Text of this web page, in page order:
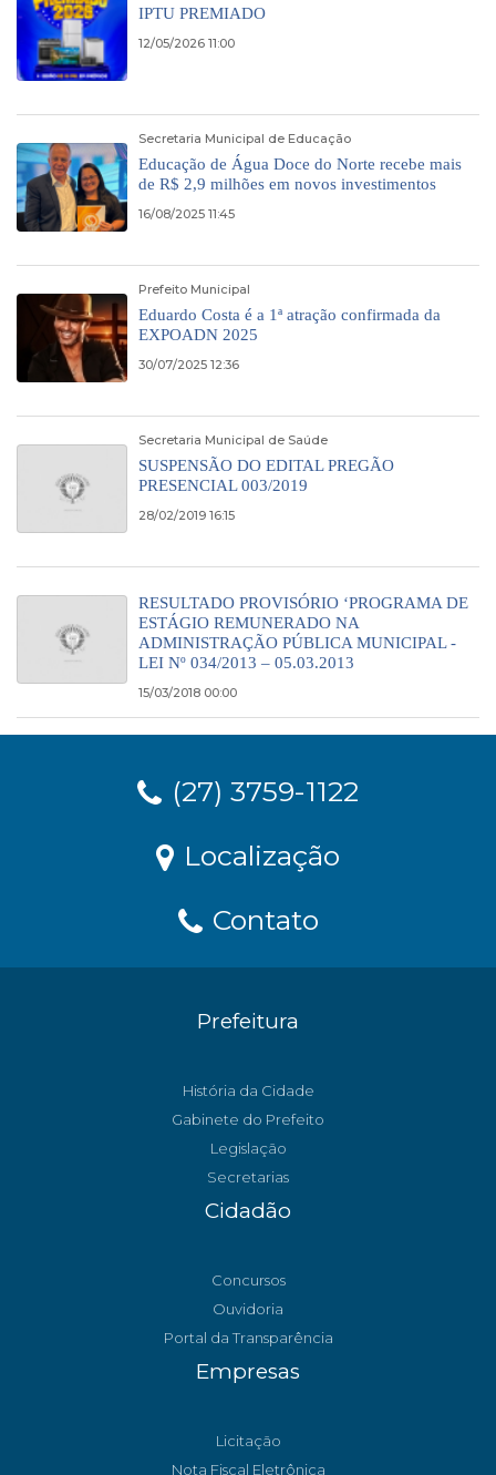
IPTU PREMIADO
12/05/2026 11:00
Secretaria Municipal de Educação
Educação de Água Doce do Norte recebe mais
de R$ 2,9 milhões em novos investimentos
16/08/2025 11:45
Prefeito Municipal
Eduardo Costa é a 1ª atração confirmada da
EXPOADN 2025
30/07/2025 12:36
Secretaria Municipal de Saúde
SUSPENSÃO DO EDITAL PREGÃO
PRESENCIAL 003/2019
28/02/2019 16:15
RESULTADO PROVISÓRIO ‘PROGRAMA DE
ESTÁGIO REMUNERADO NA
ADMINISTRAÇÃO PÚBLICA MUNICIPAL -
LEI Nº 034/2013 – 05.03.2013
15/03/2018 00:00
(27) 3759-1122
Localização
Contato
Prefeitura
História da Cidade
Gabinete do Prefeito
Legislação
Secretarias
Cidadão
Concursos
Ouvidoria
Portal da Transparência
Empresas
Licitação
Nota Fiscal Eletrônica